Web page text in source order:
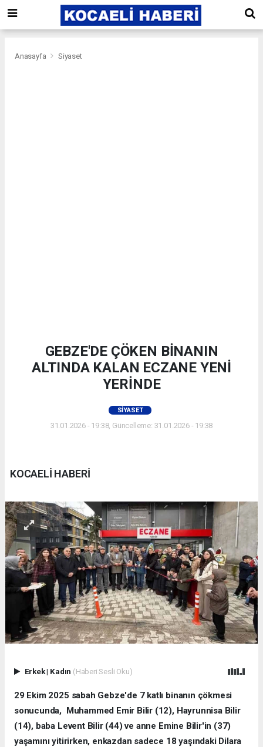
Anasayfa Siyaset
GEBZE'DE ÇÖKEN BİNANIN
ALTINDA KALAN ECZANE YENİ
YERİNDE
SIYASET
31.01.2026 - 19:38, Güncelleme: 31.01.2026 - 19:38
KOCAELİ HABERİ
Erkek| Kadın (Haberi Sesli Oku)
29 Ekim 2025 sabah Gebze'de 7 katlı binanın çökmesi
sonucunda, Muhammed Emir Bilir (12), Hayrunnisa Bilir
(14), baba Levent Bilir (44) ve anne Emine Bilir'in (37)
yaşamını yitirirken, enkazdan sadece 18 yaşındaki Dilara